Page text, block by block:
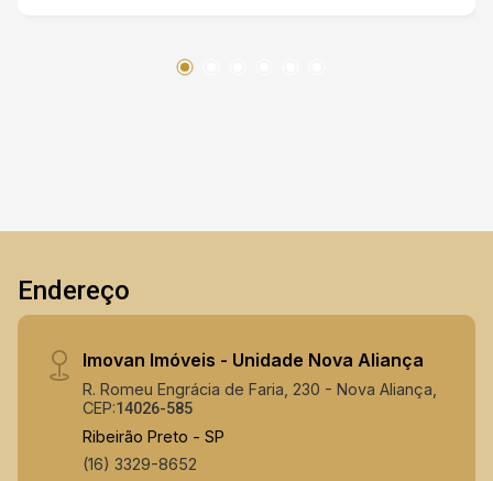
Espelhos, Gabinete. Banheiro Suíte: Box Blindex,
Segurança: Câmera de Segurança, Cerca elétrica,
Utilitários: Portão eletrônico, Vaga visitante,
Interfone. Gostou do imóvel ? Entre em contato
118.015-F
Endereço
Imovan Imóveis - Unidade Nova Aliança
R. Romeu Engrácia de Faria, 230 - Nova Aliança,
CEP:14026-585
Ribeirão Preto - SP
(16) 3329-8652